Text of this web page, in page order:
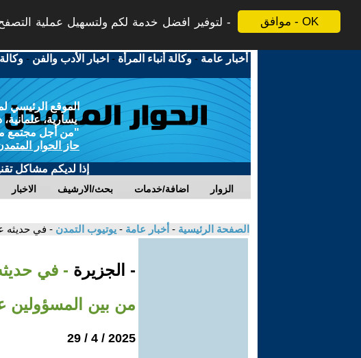
موافق - OK
لتوفير افضل خدمة لكم ولتسهيل عملية
أخبار عامة -وكالة أنباء المرأة - اخبار الأدب والفن -
الموقع الرئيسي
يسارية،
"من أجل مجتمع
حاز الحوار
إذا لديكم مشاكل
الاخبار بحث/الارشيف اضافة/خدمات الزوار
الصفحة الرئيسية - أخبار عامة - يوتيوب التمدن - في حديثه
- الجزيرة - في
من بين المسؤولين
2025 / 4 / 29